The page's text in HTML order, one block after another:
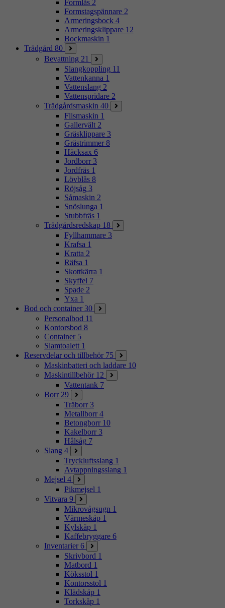
Formlås 2
Formstagspännare 2
Armeringsbock 4
Armeringsklippare 12
Bockmaskin 1
Trädgård 80
Bevattning 21
Slangkoppling 11
Vattenkanna 1
Vattenslang 2
Vattenspridare 2
Trädgårdsmaskin 40
Flismaskin 1
Gallervält 2
Gräsklippare 3
Grästrimmer 8
Häcksax 6
Jordborr 3
Jordfräs 1
Lövblås 8
Röjsåg 3
Såmaskin 2
Snöslunga 1
Stubbfräs 1
Trädgårdsredskap 18
Fyllhammare 3
Krafsa 1
Kratta 2
Räfsa 1
Skottkärra 1
Skyffel 7
Spade 2
Yxa 1
Bod och container 30
Personalbod 11
Kontorsbod 8
Container 5
Slamtoalett 1
Reservdelar och tillbehör 75
Maskinbatteri och laddare 10
Maskintillbehör 12
Vattentank 7
Borr 29
Träborr 3
Metallborr 4
Betongborr 10
Kakelborr 3
Hålsåg 7
Slang 4
Tryckluftsslang 1
Avtappningsslang 1
Mejsel 4
Pikmejsel 1
Vitvara 9
Mikrovågsugn 1
Värmeskåp 1
Kylskåp 1
Kaffebryggare 6
Inventarier 6
Skrivbord 1
Matbord 1
Köksstol 1
Kontorsstol 1
Klädskåp 1
Torkskåp 1